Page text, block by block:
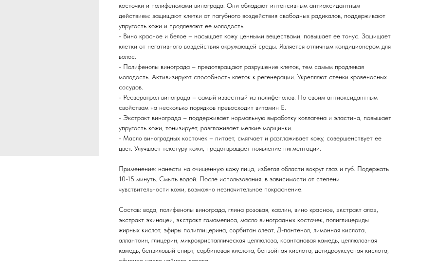
косточки и полифенолами винограда. Они обладают интенсивным антиоксидантным
действием: защищают клетки от пагубного воздействия свободных радикалов, поддерживают
упругость кожи и продлевают ее молодость.
- Вино красное и белое – насыщает кожу ценными веществами, повышает ее тонус. Защищает
клетки от негативного воздействия окружающей среды. Является отличным кондиционером для
волос.
- Полифенолы винограда – предотвращают разрушение клеток, тем самым продлевая
молодость. Активизируют способность клеток к регенерации. Укрепляют стенки кровеносных
сосудов.
- Ресвератрол винограда – самый известный из полифенолов. По своим антиоксидантным
свойствам на несколько порядков превосходит витамин Е.
- Экстракт винограда – поддерживает нормальную выработку коллагена и эластина, повышает
упругость кожи, тонизирует, разглаживает мелкие морщинки.
- Масло виноградных косточек – питает, смягчает и разглаживает кожу, совершенствует ее
цвет. Улучшает текстуру кожи, предотвращает появление пигментации.
Применение: нанести на очищенную кожу лица, избегая области вокруг глаз и губ. Подержать
10-15 минуть. Смыть водой. После использования, в зависимости от степени
чувствительности кожи, возможно незначительное покраснение.
Состав: вода, полифенолы винограда, глина розовая, каолин, вино красное, экстракт алоэ,
экстракт эхинацеи, экстракт гамамелиса, масло виноградных косточек, полиглицериды
жирных кислот, эфиры полиглицерина, сорбитан олеат, Д-пантенол, лимонная кислота,
аллантоин, глицерин, микрокристаллическая целлюлоза, ксантановая камедь, целлюлозная
камедь, бензиловый спирт, сорбиновая кислота, бензойная кислота, дегидроуксусная кислота,